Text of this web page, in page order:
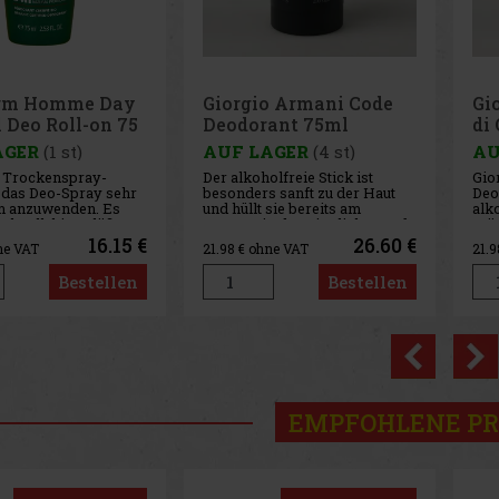
Code
75ml
(4 st)
Stick ist
sanft zu der Haut
bereits am
den sinnlichen Duft
Code. Konsistenz:
orientalisch
erfrischend
VAT 26.60 €
Bestellen
Giorgio Armani Acqua
di Gio Deo 7 5g
AUF LAGER(3 st)
Giorgio Armani Acqua di Giò
Deo Stick ist ein elegantes,
alkoholfreies Deodorant für
Männer, das bis zu 24 Stunden
lang Frische und
zuverlässigen Schutz vor
unangenehmen Gerüchen
bietet. Es ist die ideale Wahl
für Männer, die die
21.98 € ohne VAT 26.60 €
Bestellen
Previous
EMPFOHLENE